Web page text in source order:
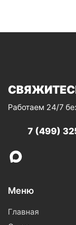
Работаем 24/7
7 (499)
Меню
Главная